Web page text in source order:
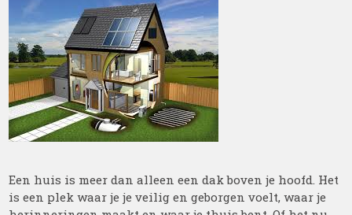
Een huis is meer dan alleen een dak boven je hoofd. Het
is een plek waar je je veilig en geborgen voelt, waar je